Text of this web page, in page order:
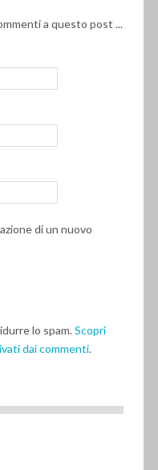
a questo post ...
di un nuovo
lo spam.Scopri
dai commenti.